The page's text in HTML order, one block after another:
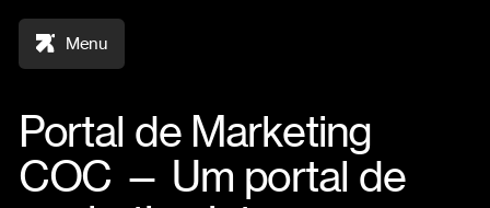
Menu
Portal de Marketing
COC — Um portal de